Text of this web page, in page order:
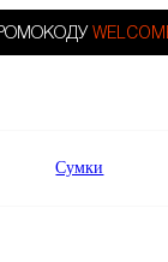
Сумки